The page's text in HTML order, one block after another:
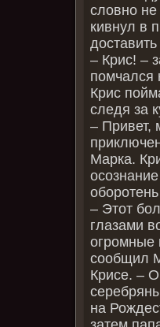
словно
кивнул в
– Крис! –
помчался
Крис
следя за
–
Марка.
– Этот
глазами
огромные
сообщил
Крисе. –
на